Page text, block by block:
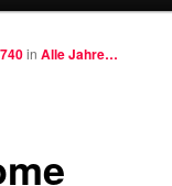
in Alle Jahre…